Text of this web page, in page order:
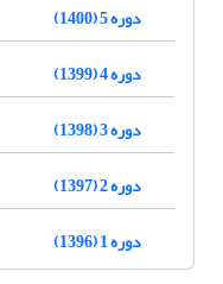
دوره 5 (1400)
دوره 4 (1399)
دوره 3 (1398)
دوره 2 (1397)
دوره 1 (1396)